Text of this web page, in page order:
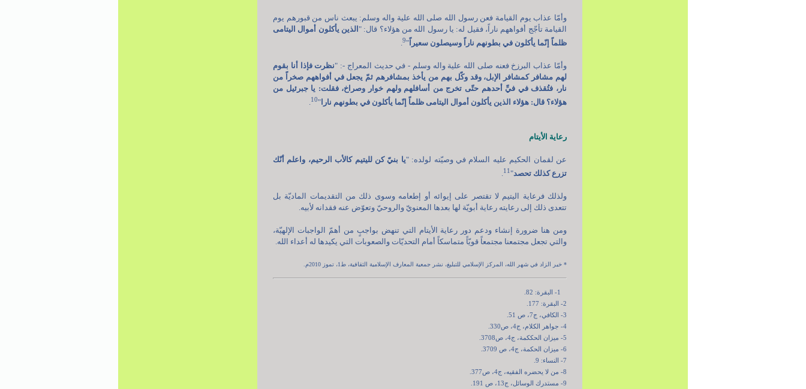
وأمّا عذاب يوم القيامة فعن رسول الله صلى الله علية واله وسلم: يبعث ناس من قبورهم يوم
القيامة تأجّج أفواههم ناراً، فقيل له: يا رسول الله من هؤلاء؟ قال: " الذين يأكلون أموال اليتامى
ظلماً إنّما يأكلون في بطونهم ناراً وسيصلون سعيراً "
9
.
وأمّا عذاب البرزخ فعنه صلى الله علية واله وسلم - في حديث المعراج -: "نظرت فإذا أنا بقوم
لهم مشافر كمشافر الإبل، وقد وكّل بهم من يأخذ بمشافرهم ثمّ يجعل في أفواههم صخراً من
نار، فتُقذف في فيِّ أحدهم حتّى تخرج من أسافلهم ولهم خوار وصراخ، فقلت: يا جبرئيل من
هؤلاء؟ قال: هؤلاء الذين يأكلون أموال اليتامى ظلماً إنّما يأكلون في بطونهم نارا "
10
.
رعاية الأيتام
عن لقمان الحكيم عليه السلام في وصيّته لولده: "يا بنيّ كن لليتيم كالأب الرحيم، واعلم أنّك
تزرع كذلك تحصد"
11
ولذلك فرعاية اليتيم لا تقتصر على إيوائه أو إطعامه وسوى ذلك من التقديمات الماديّة بل
تتعدى ذلك إلى رعايته رعاية أبويّة لها بعدها المعنويّ والروحيّ وتعوّض عنه فقدانه لأبيه.
ومن هنا ضرورة إنشاء ودعم دور رعاية الأيتام التي تنهض بواجبٍ من أهمّ الواجبات الإلهيّة،
والتي تجعل مجتمعنا مجتمعاً قويّاً متماسكاً أمام التحديّات والصعوبات التي يكيدها له أعداء الله.
* خير الزاد في شهر الله، المركز الإسلامي للتبليغ، نشر جمعية المعارف الإسلامية الثقافية، ط1، تموز 2010م.
1- البقرة: 82.
2- البقرة: 177.
3- الكافي، ج7، ص 51.
4- جواهر الكلام، ج4، ص330.
5- ميزان الحككمة، ج4، ص3708.
6- ميزان الحكمة، ج4، ص 3709.
7- النساء: 9.
8- من لا يحضره الفقيه، ج4، ص377.
9- مستدرك الوسائل، ج13، ص 191.